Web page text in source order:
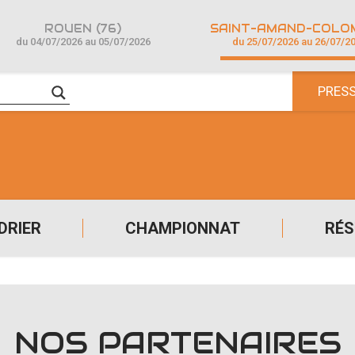
CHAMPIONNAT
ROUEN (76)
du 04/07/2026 au 05/07/2026 du 25/07/2026 au 26/07/
NOS PARTENAIRES